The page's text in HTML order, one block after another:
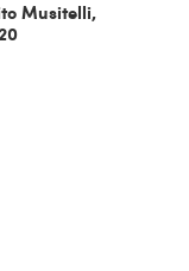
Musitelli,